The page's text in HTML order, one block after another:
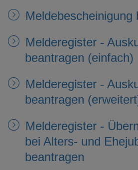
Meldebescheinigung
Melderegister -
beantragen (einfach)
Melderegister -
beantragen
Melderegister -
bei Alters- und
beantragen